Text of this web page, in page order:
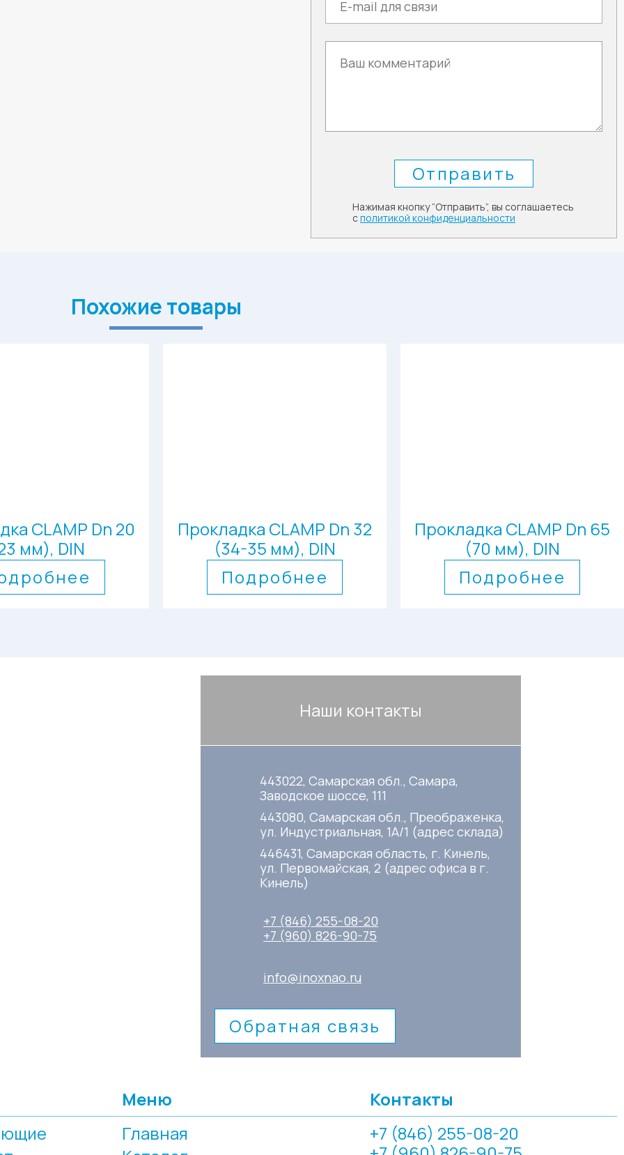
Нажимая кнопку “Отправить”, вы соглашаетесь
сполитикой конфиденциальности
Похожие товары
CLAMP Dn 20
мм), DIN
Прокладка CLAMP Dn 32
(34-35 мм), DIN
Подробнее
Прокладка CLAMP Dn 65
(70 мм), DIN
Подробнее
Наши контакты
443022, Самарская обл., Самара,
Заводское шоссе, 111
443080, Самарская обл., Преображенка,
ул. Индустриальная, 1А/1 (адрес склада)
446431, Самарская область, г. Кинель,
ул. Первомайская, 2 (адрес офиса в г.
Кинель)
+7 (846) 255-08-20
+7 (960) 826-90-75
info@inoxnao.ru
Обратная связь
Меню
Главная
Контакты
+7 (846) 255-08-20